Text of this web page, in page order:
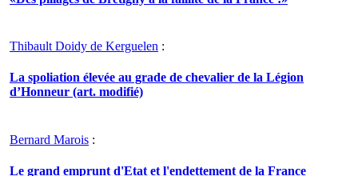
Thibault Doidy de Kerguelen :
La spoliation élevée au grade de chevalier de la Légion
d’Honneur (art. modifié)
Bernard Marois :
Le grand emprunt d'Etat et l'endettement de la France